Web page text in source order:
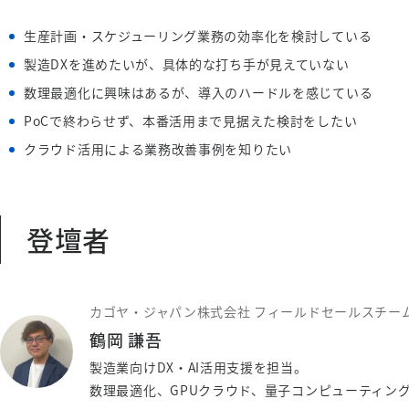
生産計画・スケジューリング業務の効率化を検討している
製造DXを進めたいが、具体的な打ち手が見えていない
数理最適化に興味はあるが、導入のハードルを感じている
PoCで終わらせず、本番活用まで見据えた検討をしたい
クラウド活用による業務改善事例を知りたい
登壇者
カゴヤ・ジャパン株式会社 フィールドセールスチー
鶴岡 謙吾
製造業向けDX・AI活用支援を担当。
数理最適化、GPUクラウド、量子コンピューティン